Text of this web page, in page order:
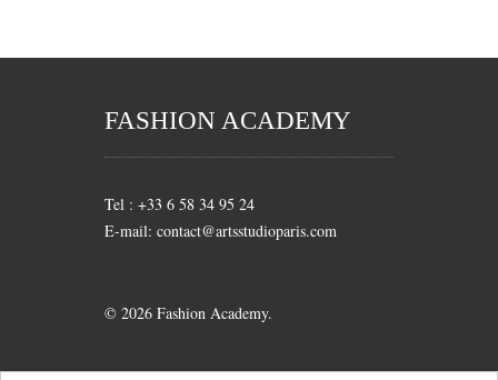
FASHION ACADEMY
Tel : +33 6 58 34 95 24
E-mail: contact@artsstudioparis.com
© 2026 Fashion Academy.